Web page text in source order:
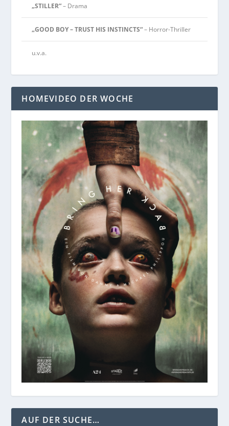
„STILLER“– Drama
„GOOD BOY – TRUST HIS INSTINCTS“– Horror-Thriller
u.v.a.
HOMEVIDEO DER WOCHE
AUF DER SUCHE…